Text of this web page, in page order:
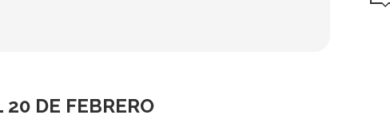
DE FEBRERO